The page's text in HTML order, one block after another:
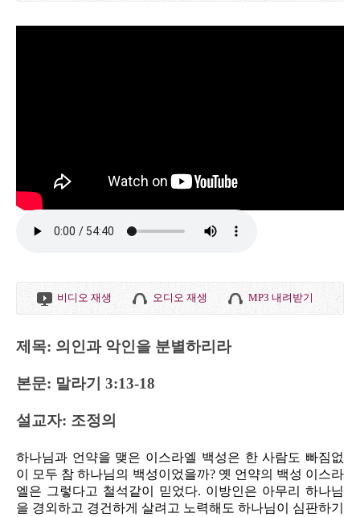
비디오 재생 오디오 재생 MP3 내려받기
제목: 의인과 악인을 분별하리라
본문: 말라기 3:13-18
설교자: 조정의
하나님과 언약을 맺은 이스라엘 백성은 한 사람도 빠짐없
이 모두 참 하나님의 백성이었을까? 옛 언약의 백성 이스라
엘은 그렇다고 철석같이 믿었다. 이방인은 아무리 하나님
을 경외하고 경건하게 살려고 노력해도 하나님이 심판하기